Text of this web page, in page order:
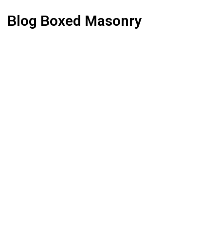
Blog Boxed Masonry